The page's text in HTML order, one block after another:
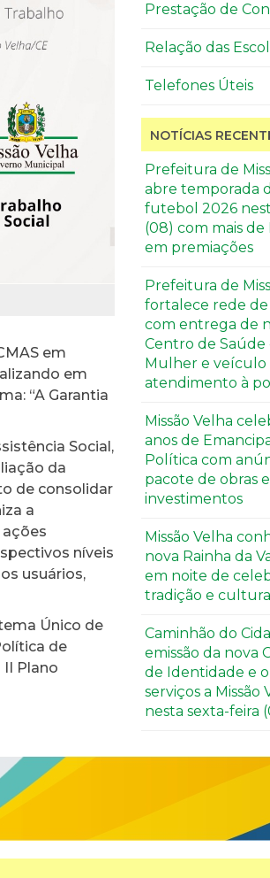
em
em
“A Garantia
Social,
da
de consolidar
a
níveis
usuários,
Único de
de
Plano
Prestação de
Relação das
Telefones Úteis
NOTÍCIAS
Prefeitura de
abre temporada
futebol 2026
(08) com mais de
em premiações
Prefeitura de
fortalece rede de
com entrega de
Centro de Saúde
Mulher e veículo
atendimento à
Missão Velha
anos de
Política com
pacote de obras e
investimentos
Missão Velha
nova Rainha da
em noite de
tradição e cultura
Caminhão do
emissão da nova
de Identidade e
serviços a Missão
nesta sexta-feira